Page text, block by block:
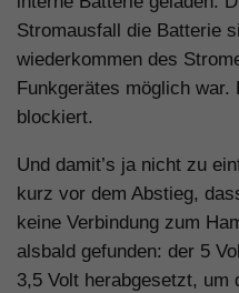
Stromausfall die Batterie
wiederkommen des
Funkgerätes möglich war.
blockiert.
Und damit’s ja nicht zu
kurz vor dem Abstieg,
keine Verbindung zum
alsbald gefunden: der 5
3,5 Volt herabgesetzt, um